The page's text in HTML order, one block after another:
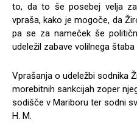
to, da to še posebej velja
vpraša, kako je mogoče, da
pa se za nameček še
udeležil zabave volilnega štaba
Vprašanja o udeležbi sodnika
morebitnih sankcijah zoper
sodišče v Mariboru ter sodni
H. M.